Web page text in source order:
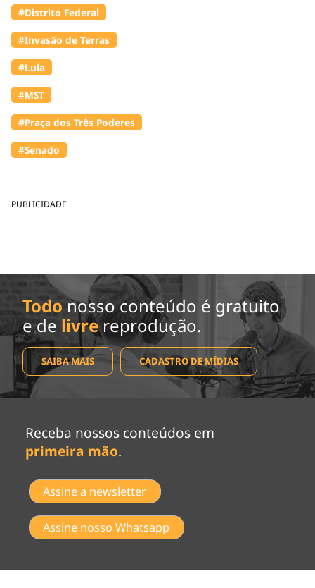
PUBLICIDADE
#Distrito Federal
#Invasão de Terras
#Lula
#MST
#Praça dos Três Poderes
#Senado
Todo nosso conteúdo é gratuito
e de livrereprodução.
SAIBA MAIS CADASTRO DE MÍDIAS
Receba nossos conteúdos em
primeira mão.
Assine a newsletter
Assine nosso Whatsapp